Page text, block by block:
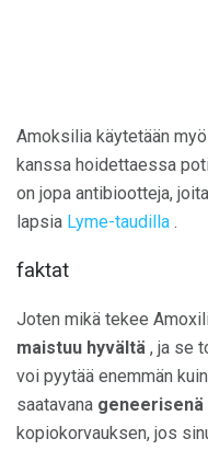
Amoksilia käytetään
kanssa hoidettaessa
on jopa antibiootteja,
lapsia Lyme-taudilla .
faktat
Joten mikä tekee
maistuu hyvältä , ja se
voi pyytää enemmän
saatavana geneerisenä
kopiokorvauksen, jos